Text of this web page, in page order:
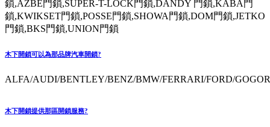
鎖,AZBE門鎖,SUPER-T-LOCK門鎖,DANDY 門鎖,KABA門
鎖,KWIKSET門鎖,POSSE門鎖,SHOWA門鎖,DOM門鎖,JETKO
門鎖,BKS門鎖,UNION門鎖
木下開鎖可以為那品牌汽車開鎖?
ALFA/AUDI/BENTLEY/BENZ/BMW/FERRARI/FORD/
木下開鎖提供那區開鎖服務?